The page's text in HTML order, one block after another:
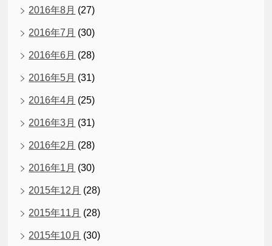
2016年8月 (27)
2016年7月 (30)
2016年6月 (28)
2016年5月 (31)
2016年4月 (25)
2016年3月 (31)
2016年2月 (28)
2016年1月 (30)
2015年12月 (28)
2015年11月 (28)
2015年10月 (30)